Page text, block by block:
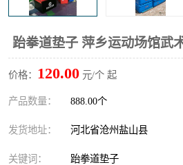
跆拳道垫子 萍乡运动场馆武
价格： 120.00 元/个 起
产品数量： 888.00个
发货地址： 河北省沧州盐山县
关键词： 跆拳道垫子